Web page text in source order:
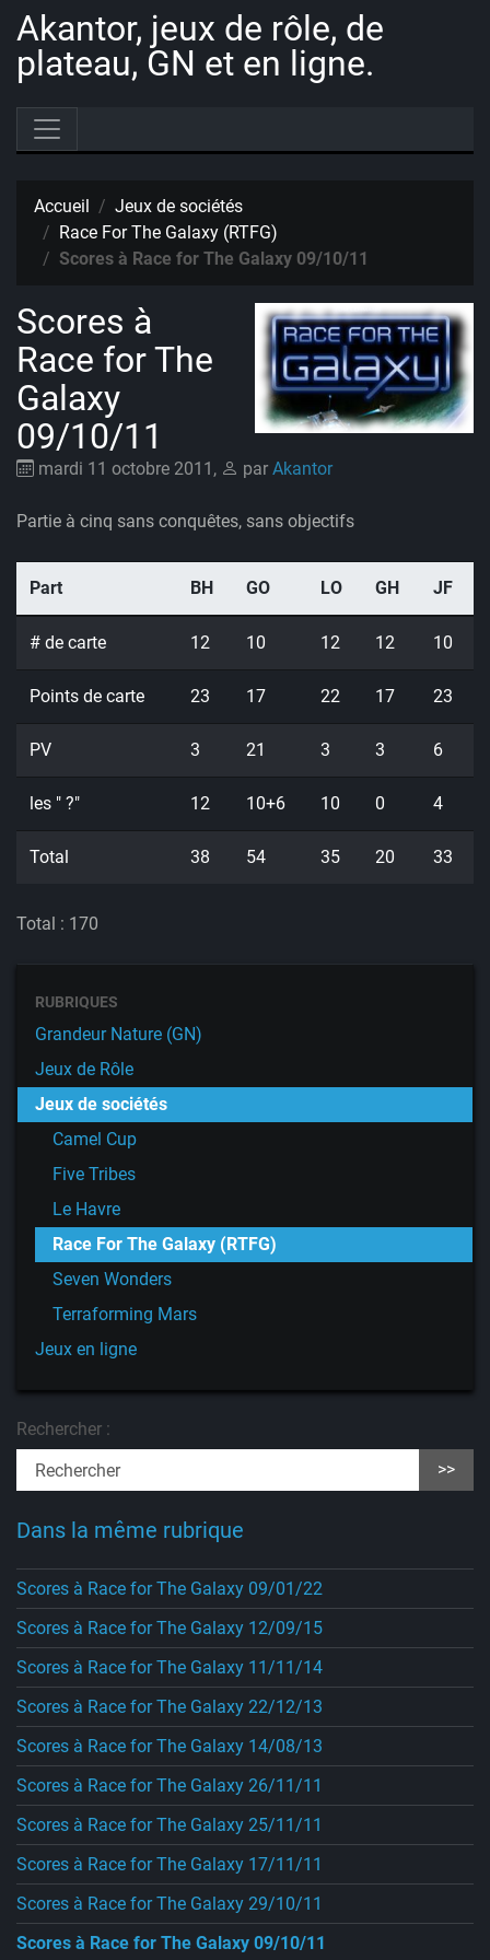
Akantor, jeux de rôle, de
plateau, GN et en ligne.
Accueil
Jeux de sociétés
Race For The Galaxy (RTFG)
Scores à Race for The Galaxy 09/10/11
Scores à
Race for The
Galaxy
09/10/11
mardi 11 octobre 2011 , par Akantor
Partie à cinq sans conquêtes, sans objectifs
Part BH GO LO GH JF
# de carte 12 10 12 12 10
Points de carte 23 17 22 17 23
PV 3 21 3 3 6
les " ?" 12 10+6 10 0 4
Total 38 54 35 20 33
Total : 170
RUBRIQUES
Grandeur Nature (GN)
Jeux de Rôle
Jeux de sociétés
Camel Cup
Five Tribes
Le Havre
Race For The Galaxy (RTFG)
Seven Wonders
Terraforming Mars
Jeux en ligne
Rechercher :
>>
Dans la même rubrique
Scores à Race for The Galaxy 09/01/22
Scores à Race for The Galaxy 12/09/15
Scores à Race for The Galaxy 11/11/14
Scores à Race for The Galaxy 22/12/13
Scores à Race for The Galaxy 14/08/13
Scores à Race for The Galaxy 26/11/11
Scores à Race for The Galaxy 25/11/11
Scores à Race for The Galaxy 17/11/11
Scores à Race for The Galaxy 29/10/11
Scores à Race for The Galaxy 09/10/11